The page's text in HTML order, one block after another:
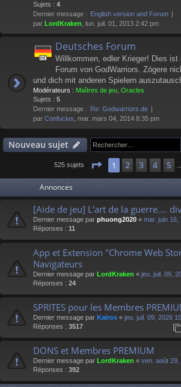
Sujets : 4
Dernier message : English version and Forum
par LordKraken , lun. juil. 01, 2013 2:42 pm
Deutsches Forum
Willkommen, edler Krieger! Dies
Forum von GodWarriors. Zögere
und dich mit anderen Spielern
Modérateurs : Maîtres de jeu Oracles
Sujets : 5
Dernier message : Re: Godwarriors.de
par Confucius , mar. mars 04, 2014 8:35 pm
Nouveau sujet
525 sujets Page 1sur 27
1 2 3 4 5
Annonces
[Aide de jeu] L'art de la guerre....
Dernier message par phuong2020 « mar. juin 16,
Réponses : 11
App et Extension "Chrome Web
Navigateurs
Dernier message par LordKraken « jeu. juil. 09,
Réponses : 24
SPRITES pour les Membres
Dernier message par Kaïros « jeu. juil. 09, 2026
Réponses : 3517
DONS et Membres PREMIUM
Dernier message par LordKraken « ven. août 29,
Réponses : 392